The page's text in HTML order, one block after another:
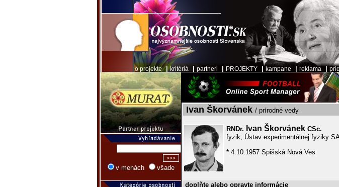
o projekte|kritériá partneri PROJEKTY kampane reklama
v menách všade
Ivan Škorvánek / prírodné vedy
RNDr. Ivan Škorvánek CSc.
fyzik, Ústav experimentálnej fyziky
* 4.10.1957 Spišská Nová Ves
doplňte alebo opravte informácie